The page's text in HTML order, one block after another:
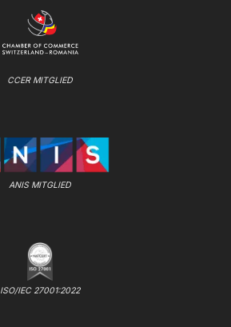
CCER MITGLIED
ANIS MITGLIED
ISO/IEC 27001:2022